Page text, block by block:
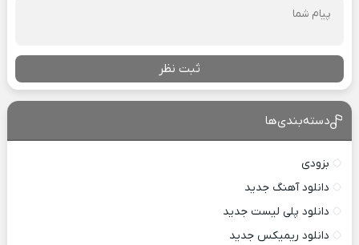
ثبت نظر
دسته‌بندی‌ها
بزودی
دانلود آهنگ جدید
دانلود پلی لیست جدید
دانلود ریمیکس جدید